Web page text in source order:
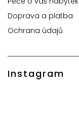
Doprava a platba
Ochrana údajů
Instagram